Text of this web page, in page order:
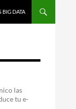
BIG DATA
las
tu e-